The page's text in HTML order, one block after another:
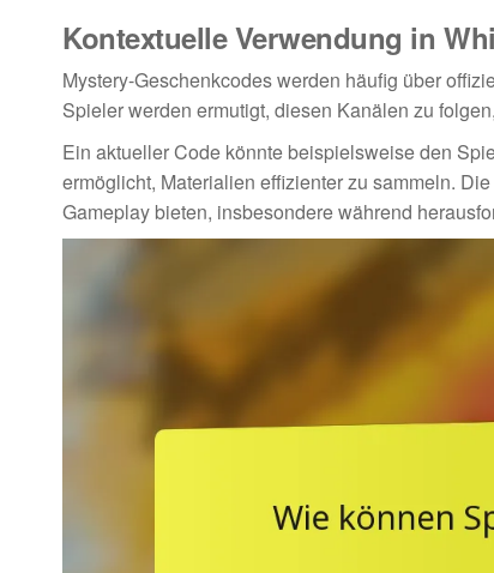
Kontextuelle Verwendung in
Mystery-Geschenkcodes werden häufig über
Spieler werden ermutigt, diesen Kanälen zu
Ein aktueller Code könnte beispielsweise den
ermöglicht, Materialien effizienter zu sammeln.
Gameplay bieten, insbesondere während